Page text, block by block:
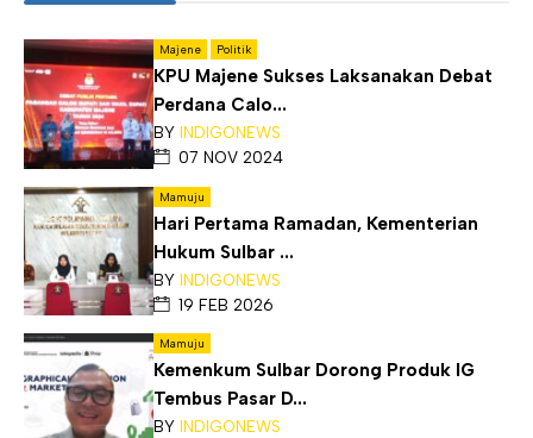
Majene Politik
KPU Majene Sukses Laksanakan Debat
Perdana Calo...
BY INDIGONEWS
07 NOV 2024
Mamuju
Hari Pertama Ramadan, Kementerian
Hukum Sulbar ...
BY INDIGONEWS
19 FEB 2026
Mamuju
Kemenkum Sulbar Dorong Produk IG
Tembus Pasar D...
BY INDIGONEWS